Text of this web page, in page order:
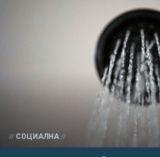
СОЦИАЛНА